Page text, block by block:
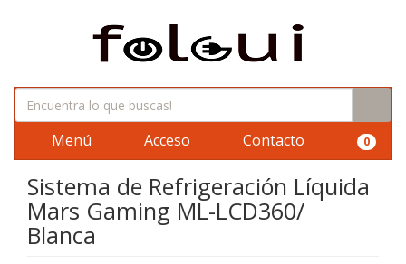
Menú Acceso Contacto 0
Sistema de Refrigeración Líquida
Mars Gaming ML-LCD360/
Blanca